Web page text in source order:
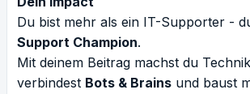
Du bist mehr als ein IT-Supporter -
Support Champion.
Mit deinem Beitrag machst du
verbindest Bots & Brains und baust